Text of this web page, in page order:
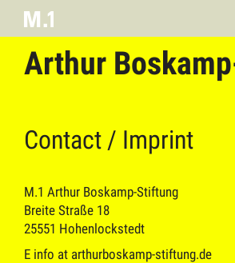
Arthur
Contact / Imprint
M.1 Arthur Boskamp-Stiftung
Breite Straße 18
25551 Hohenlockstedt
E info at arthurboskamp-stiftung.de